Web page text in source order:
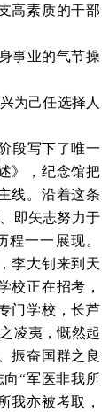
高素质的干部
业的气节操
为己任选择人
段写下了唯一
》，纪念馆把
线。沿着这条
即矢志努力于
程一一展现。
李大钊来到天
校正在招考，
门学校，长芦
凌夷，慨然起
振奋国群之良
“军医非我所
我亦被考取，